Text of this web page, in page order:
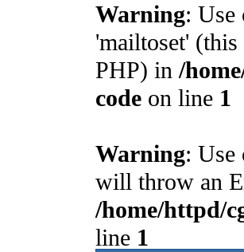
Warning: Use
'mailtoset'
PHP) in/
code on line 1
Warning: Use
will throw an
/home/httpd/
line 1